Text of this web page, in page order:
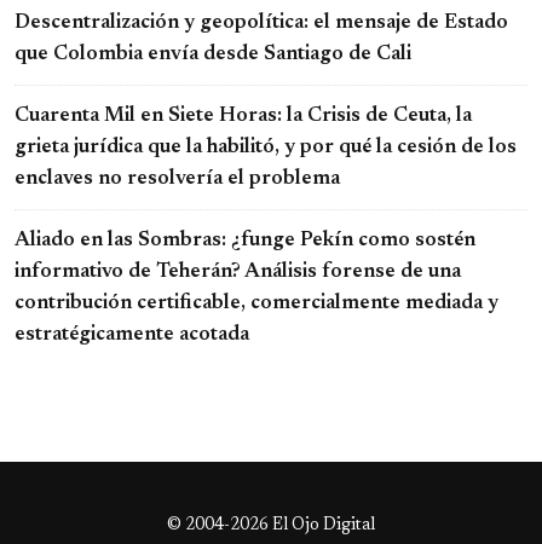
Descentralización y geopolítica: el mensaje de Estado
que Colombia envía desde Santiago de Cali
Cuarenta Mil en Siete Horas: la Crisis de Ceuta, la
grieta jurídica que la habilitó, y por qué la cesión de los
enclaves no resolvería el problema
Aliado en las Sombras: ¿funge Pekín como sostén
informativo de Teherán? Análisis forense de una
contribución certificable, comercialmente mediada y
estratégicamente acotada
© 2004-2026 El Ojo Digital